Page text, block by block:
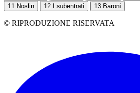
11 Noslin 12 I subentrati 13 Baroni
© RIPRODUZIONE RISERVATA